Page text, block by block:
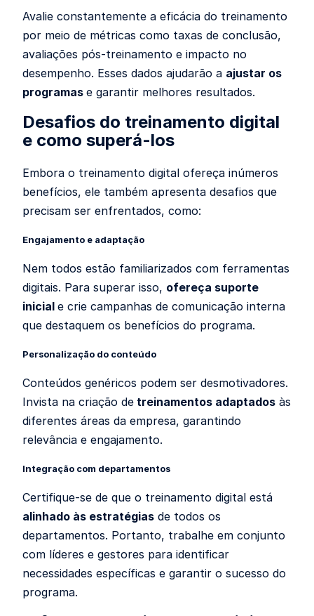
Avalie constantemente a eficácia do treinamento
por meio de métricas como taxas de conclusão,
avaliações pós-treinamento e impacto no
desempenho. Esses dados ajudarão a ajustar os
programas e garantir melhores resultados.
Desafios do treinamento digital
e como superá-los
Embora o treinamento digital ofereça inúmeros
benefícios, ele também apresenta desafios que
precisam ser enfrentados, como:
Engajamento e adaptação
Nem todos estão familiarizados com ferramentas
digitais. Para superar isso, ofereça suporte
inicial e crie campanhas de comunicação interna
que destaquem os benefícios do programa.
Personalização do conteúdo
Conteúdos genéricos podem ser desmotivadores.
Invista na criação de treinamentos adaptados às
diferentes áreas da empresa, garantindo
relevância e engajamento.
Integração com departamentos
Certifique-se de que o treinamento digital está
alinhado às estratégias de todos os
departamentos. Portanto, trabalhe em conjunto
com líderes e gestores para identificar
necessidades específicas e garantir o sucesso do
programa.